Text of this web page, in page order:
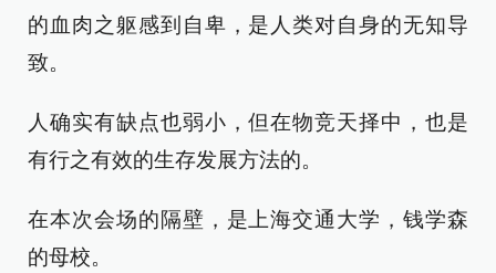
的血肉之躯感到自卑，是人类对自身的无知导
致。
人确实有缺点也弱小，但在物竞天择中，也是
有行之有效的生存发展方法的。
在本次会场的隔壁，是上海交通大学，钱学森
的母校。